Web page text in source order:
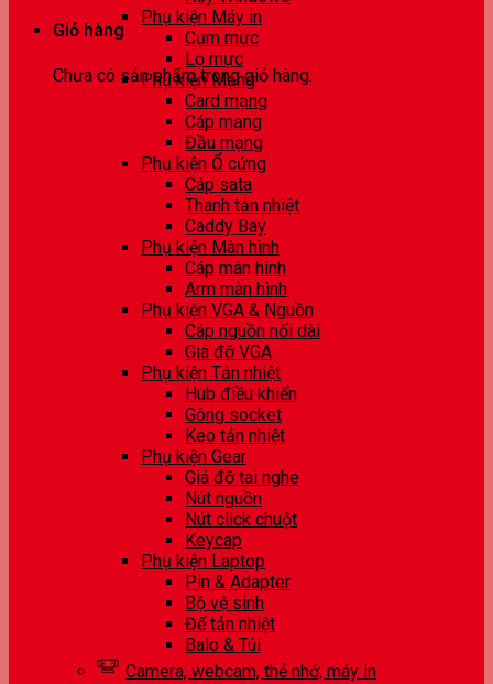
Giỏ hàng
Chưa có sản phẩm trong giỏ hàng.
Phụ kiện Máy in
Cụm mực
Lọ mực
Phụ kiện Mạng
Card mạng
Cáp mạng
Đầu mạng
Phụ kiện Ổ cứng
Cáp sata
Thanh tản nhiệt
Caddy Bay
Phụ kiện Màn hình
Cáp màn hình
Arm màn hình
Phụ kiện VGA & Nguồn
Cáp nguồn nối dài
Giá đỡ VGA
Phụ kiện Tản nhiệt
Hub điều khiển
Gông socket
Keo tản nhiệt
Phụ kiện Gear
Giá đỡ tai nghe
Nút nguồn
Nút click chuột
Keycap
Phụ kiện Laptop
Pin & Adapter
Bộ vệ sinh
Đế tản nhiệt
Balo & Túi
Camera, webcam, thẻ nhớ, máy in